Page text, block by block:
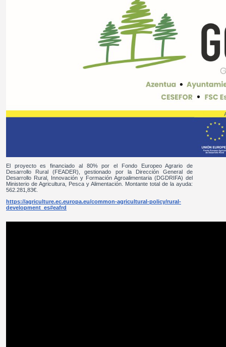
El proyecto es financiado al 80% por el Fondo Europeo Agrario de
Desarrollo Rural (FEADER), gestionado por la Dirección General de
Desarrollo Rural, Innovación y Formación Agroalimentaria (DGDRIFA) del
Ministerio de Agricultura, Pesca y Alimentación. Montante total de la ayuda:
562.281,83€.
https://agriculture.ec.europa.eu/common-agricultural-policy/rural-
development_es#eafrd